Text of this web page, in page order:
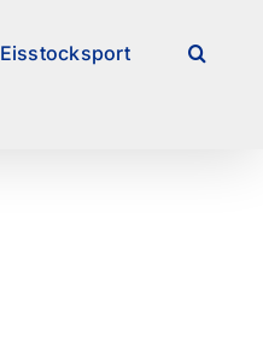
Eisstocksport